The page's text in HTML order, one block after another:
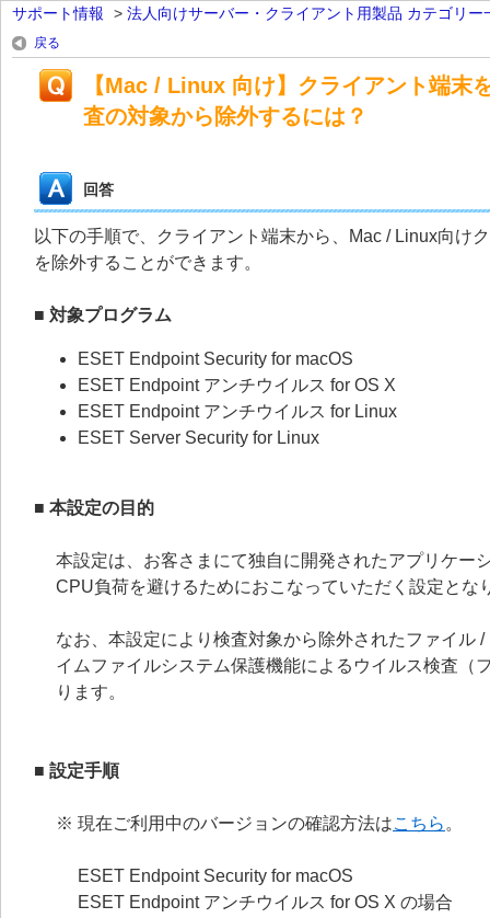
サポート情報 > 法人向けサーバー・クライアント用製品 カテゴリー
戻る
【Mac / Linux 向け】クライアント端末
査の対象から除外するには？
回答
以下の手順で、クライアント端末から、Mac / Linux向け
を除外することができます。
■ 対象プログラム
ESET Endpoint Security for macOS
ESET Endpoint アンチウイルス for OS X
ESET Endpoint アンチウイルス for Linux
ESET Server Security for Linux
■ 本設定の目的
本設定は、お客さまにて独自に開発されたアプリケー
CPU負荷を避けるためにおこなっていただく設定とな
なお、本設定により検査対象から除外されたファイル
イムファイルシステム保護機能によるウイルス検査（
ります。
■ 設定手順
※ 現在ご利用中のバージョンの確認方法はこちら 。
ESET Endpoint Security for macOS
ESET Endpoint アンチウイルス for OS X の場合